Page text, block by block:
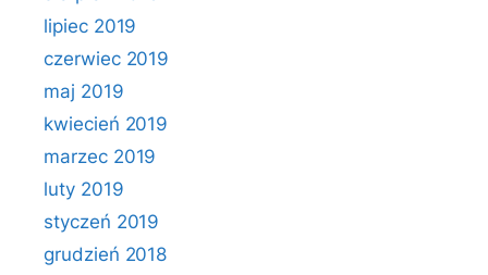
lipiec 2019
czerwiec 2019
maj 2019
kwiecień 2019
marzec 2019
luty 2019
styczeń 2019
grudzień 2018